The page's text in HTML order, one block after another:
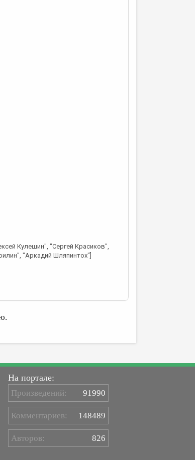
Кулешин", "Сергей Красиков",
"Аркадий Шляпинтох"]
На портале:
Произведений: 91990
Комментариев: 148489
Авторов: 826